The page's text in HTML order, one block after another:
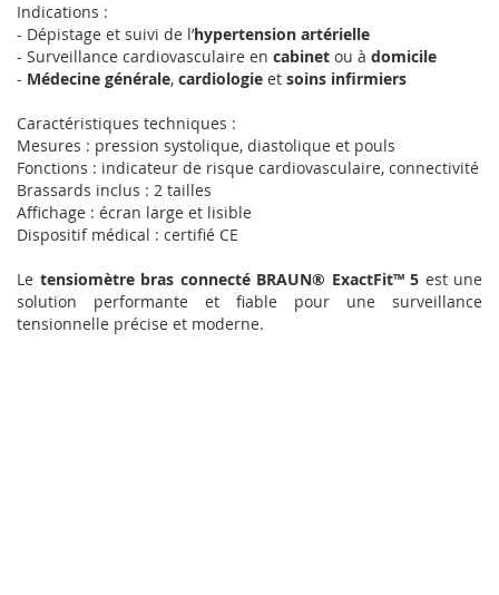
Indications :
- Dépistage et suivi de l’hypertension artérielle
- Surveillance cardiovasculaire en cabinet ou à domicile
- Médecine générale, cardiologie et soins infirmiers
Caractéristiques techniques :
Mesures : pression systolique, diastolique et pouls
Fonctions : indicateur de risque cardiovasculaire, connectivité
Brassards inclus : 2 tailles
Affichage : écran large et lisible
Dispositif médical : certifié CE
Le tensiomètre bras connecté BRAUN® ExactFit™ 5 est une
solution performante et fiable pour une surveillance
tensionnelle précise et moderne.